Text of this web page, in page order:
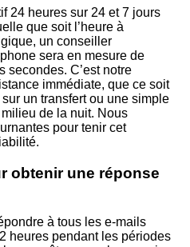
24 heures sur 24 et 7 jours
que soit l’heure à
un conseiller
sera en mesure de
secondes. C’est notre
immédiate, que ce soit
un transfert ou une simple
de la nuit. Nous
pour tenir cet
obtenir une réponse
à tous les e-mails
heures pendant les périodes